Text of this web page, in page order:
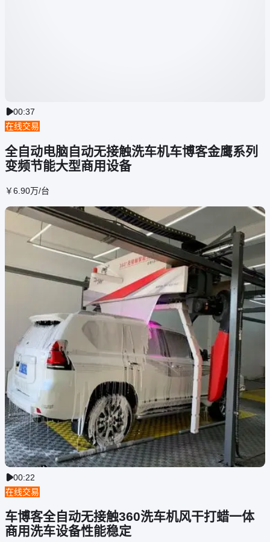
00:37
在线交易
全自动电脑自动无接触洗车机车博客金鹰系列
变频节能大型商用设备
￥6 .90万/台
00:22
在线交易
车博客全自动无接触360洗车机风干打蜡一体
商用洗车设备性能稳定